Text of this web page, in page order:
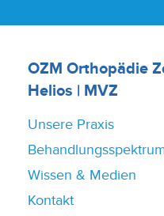
OZM Orthopädie
Helios | MVZ
Unsere Praxis
Wissen & Medien
Kontakt